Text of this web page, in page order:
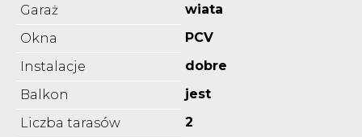
Garaż
wiata
Okna
PCV
Instalacje
dobre
Balkon
jest
Liczba tarasów
2